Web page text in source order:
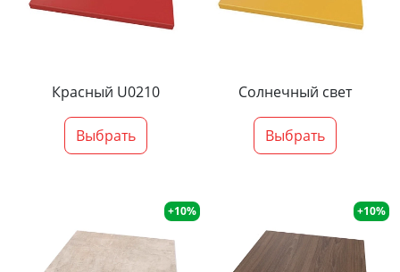
Красный U0210
Выбрать
Солнечный свет
Выбрать
+10% +10%